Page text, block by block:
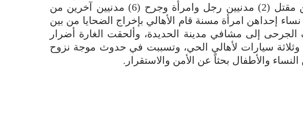
منازل على ساكنيها وأسفرت عن مقتل (2) مدنيين رجل وامرأة وجرح (6) مدنيين آخرين من
عائلات بينهم (8) أطفال و(4) نساء إحداهن امرأة مسنة قام الأهالي بإخراج الضحايا من بين
الجرحى إلى مشافي مدينة الحديدة، وألحقت الغارة أضرار
وثلاثة سيارات لأهالي الحي، وتسببت في حدوث موجة نزوح
والأطفال بحثاً عن الأمن والاستقرار.